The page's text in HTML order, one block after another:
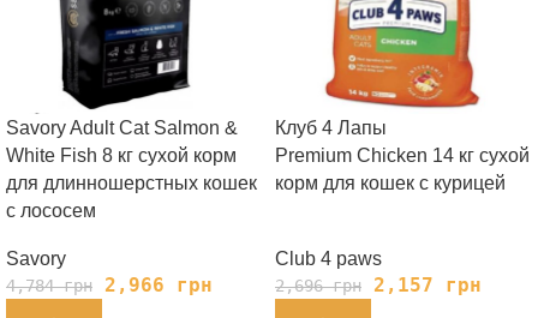
Savory Adult Cat Salmon &
White Fish 8 кг сухой корм
для длинношерстных кошек
с лососем
Savory
4,784грн 2,966 грн
Клуб 4 Лапы
Premium Chicken 14 кг сухой
корм для кошек с курицей
Club 4 paws
2,696грн 2,157 грн